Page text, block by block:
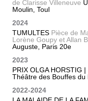
de Clarisse Villeneuve
Moulin, Toul
2024
TUMULTES Pièce de
Lorène Goupy et Allan
Auguste, Paris 20e
2023
PRIX OLGA HORSTIG |
Théâtre des Bouffes du
2022-2024